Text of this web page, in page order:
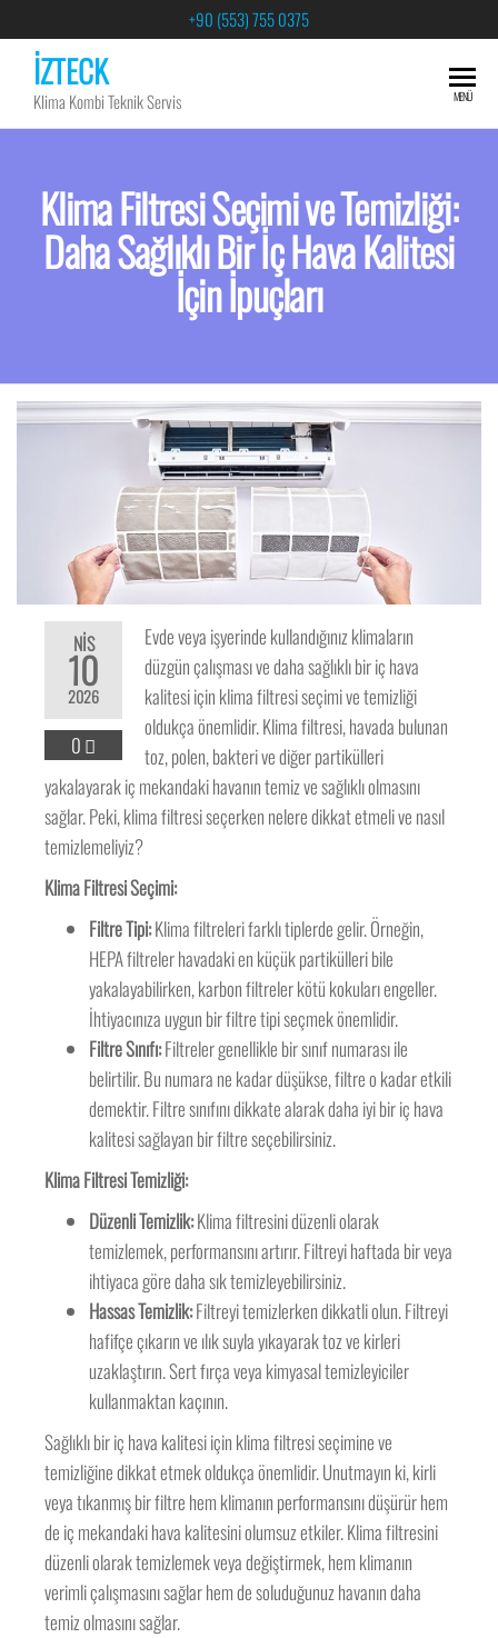
+90 (553) 755 0375
İZTECK
Klima Kombi Teknik Servis MENÜ
Klima Filtresi Seçimi ve Temizliği:
Daha Sağlıklı Bir İç Hava Kalitesi
İçin İpuçları
NIS
10
2026
0
Evde veya işyerinde kullandığınız klimaların
düzgün çalışması ve daha sağlıklı bir iç hava
kalitesi için klima filtresi seçimi ve temizliği
oldukça önemlidir. Klima filtresi, havada bulunan
toz, polen, bakteri ve diğer partikülleri
yakalayarak iç mekandaki havanın temiz ve sağlıklı olmasını
sağlar. Peki, klima filtresi seçerken nelere dikkat etmeli ve nasıl
temizlemeliyiz?
Klima Filtresi Seçimi:
Filtre Tipi:Klima filtreleri farklı tiplerde gelir. Örneğin,
HEPA filtreler havadaki en küçük partikülleri bile
yakalayabilirken, karbon filtreler kötü kokuları engeller.
İhtiyacınıza uygun bir filtre tipi seçmek önemlidir.
Filtre Sınıfı:Filtreler genellikle bir sınıf numarası ile
belirtilir. Bu numara ne kadar düşükse, filtre o kadar etkili
demektir. Filtre sınıfını dikkate alarak daha iyi bir iç hava
kalitesi sağlayan bir filtre seçebilirsiniz.
Klima Filtresi Temizliği:
Düzenli Temizlik:Klima filtresini düzenli olarak
temizlemek, performansını artırır. Filtreyi haftada bir veya
ihtiyaca göre daha sık temizleyebilirsiniz.
Hassas Temizlik:Filtreyi temizlerken dikkatli olun. Filtreyi
hafifçe çıkarın ve ılık suyla yıkayarak toz ve kirleri
uzaklaştırın. Sert fırça veya kimyasal temizleyiciler
kullanmaktan kaçının.
Sağlıklı bir iç hava kalitesi için klima filtresi seçimine ve
temizliğine dikkat etmek oldukça önemlidir. Unutmayın ki, kirli
veya tıkanmış bir filtre hem klimanın performansını düşürür hem
de iç mekandaki hava kalitesini olumsuz etkiler. Klima filtresini
düzenli olarak temizlemek veya değiştirmek, hem klimanın
verimli çalışmasını sağlar hem de soluduğunuz havanın daha
temiz olmasını sağlar.